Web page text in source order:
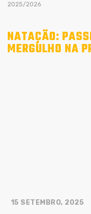
2025/2026
NATAÇÃO:
MERGULHO NA
15 SETEMBRO, 2025